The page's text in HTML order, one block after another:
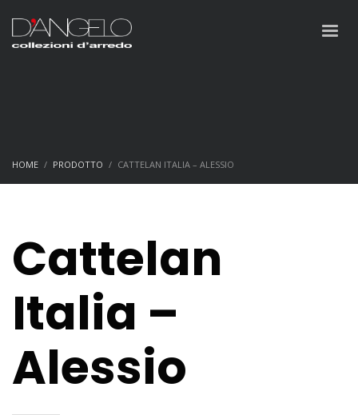
HOME PRODOTTO CATTELAN ITALIA – ALESSIO
Cattelan
Italia –
Alessio